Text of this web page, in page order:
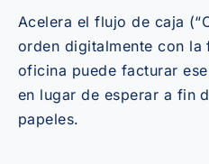
Acelera el flujo de caja
orden digitalmente con la
oficina puede facturar
en lugar de esperar a fin
papeles.